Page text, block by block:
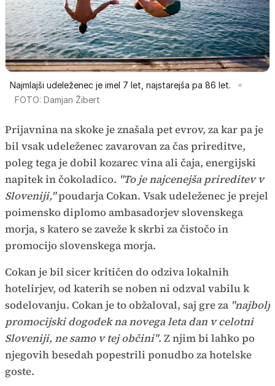
Najmlajši udeleženec je imel 7 let, najstarejša pa 86 let.
FOTO: Damjan Žibert
Prijavnina na skoke je znašala pet evrov, za kar pa je
bil vsak udeleženec zavarovan za čas prireditve,
poleg tega je dobil kozarec vina ali čaja, energijski
napitek in čokoladico. "To je najcenejša prireditev v
Sloveniji,"poudarja Cokan. Vsak udeleženec je prejel
poimensko diplomo ambasadorjev slovenskega
morja, s katero se zaveže k skrbi za čistočo in
promocijo slovenskega morja.
Cokan je bil sicer kritičen do odziva lokalnih
hotelirjev, od katerih se noben ni odzval vabilu k
sodelovanju. Cokan je to obžaloval, saj gre za "najbolj
promocijski dogodek na novega leta dan v celotni
Sloveniji, ne samo v tej občini". Z njim bi lahko po
njegovih besedah popestrili ponudbo za hotelske
goste.